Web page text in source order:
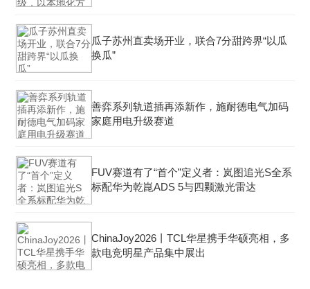
瓜子苏州直卖场开业，联合7分甜跨界“以瓜
换瓜”
善弈系列轨道插再添新作，施耐德电气加码
家庭用电升级赛道
FUV赛道有了“首个”定义者：岚图追光S全系
标配华为乾崑ADS 5与四颗激光雷达
ChinaJoy2026丨TCL华星携手华硕亮相，多
款电竞明星产品集中展出